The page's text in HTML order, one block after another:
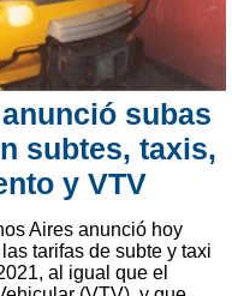
subas
subtes, taxis,
y VTV
Aires anunció hoy
tarifas de subte y taxi
al igual que el